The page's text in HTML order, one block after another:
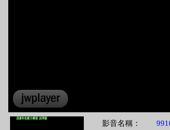
影音名稱：